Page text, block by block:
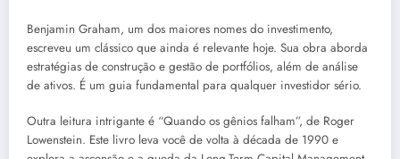
Benjamin Graham, um dos maiores nomes do investimento,
escreveu um clássico que ainda é relevante hoje. Sua obra aborda
estratégias de construção e gestão de portfólios, além de análise
de ativos. É um guia fundamental para qualquer investidor sério.
Outra leitura intrigante é “Quando os gênios falham”, de Roger
Lowenstein. Este livro leva você de volta à década de 1990 e